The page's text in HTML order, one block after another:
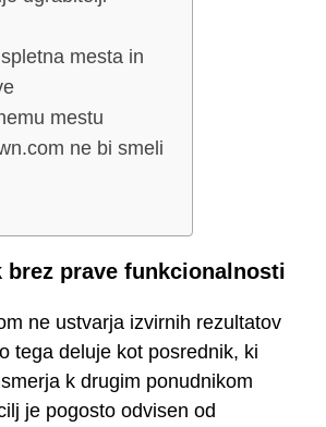
mesta in
mestu
ne bi smeli
brez prave funkcionalnosti
ne ustvarja izvirnih rezultatov
tega deluje kot posrednik, ki
k drugim ponudnikom
je pogosto odvisen od